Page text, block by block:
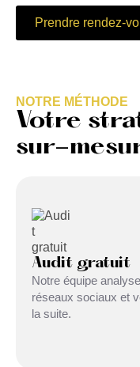
Prendre rendez-
NOTRE MÉTHODE
Votre
sur-
Audit gratuit
Notre équipe
réseaux sociaux et
la suite.